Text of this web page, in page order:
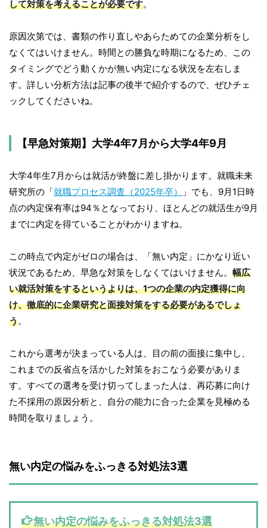
して対策を考えることが必要です。
原因次第では、書類の作り直しやあらためての企業分析をし
なくてはいけません。時間との勝負な時期になるため、この
タイミングでどう動くかが無い内定になる状況を左右しま
す。詳しい分析方法は記事の後半で紹介するので、ぜひチェ
ックしてくださいね。
【早急対策期】大学4年7月から大学4年9月
大学4年生7月からは就活が終盤に差し掛かります。就職未来
研究所の「就職プロセス調査（2025年卒）
」でも、9月1日時
点の内定保有率は94％となっており、ほとんどの就活生が9月
までに内定を得ていることがわかりますね。
この時点で内定がゼロの場合は、「無い内定」にかなり近い
状況であるため、早急な対策をしなくてはいけません。 幅広
い就活対策をするというよりは、1つの企業の内定獲得に向
け、徹底的に企業研究と面接対策をする必要があるでしょ
う。
これから選考が決まっている人は、目の前の面接に集中し、
これまでの反省点を活かした対策をおこなう必要がありま
す。すべての選考を受け切ってしまった人は、再応募に向け
た不採用の原因分析と、自分の能力に合った企業を見極める
時間を取りましょう。
無い内定の悩みをふっきる対処法3選
無い内定の悩みをふっきる対処法3選